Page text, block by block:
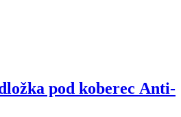
pod koberec Anti-